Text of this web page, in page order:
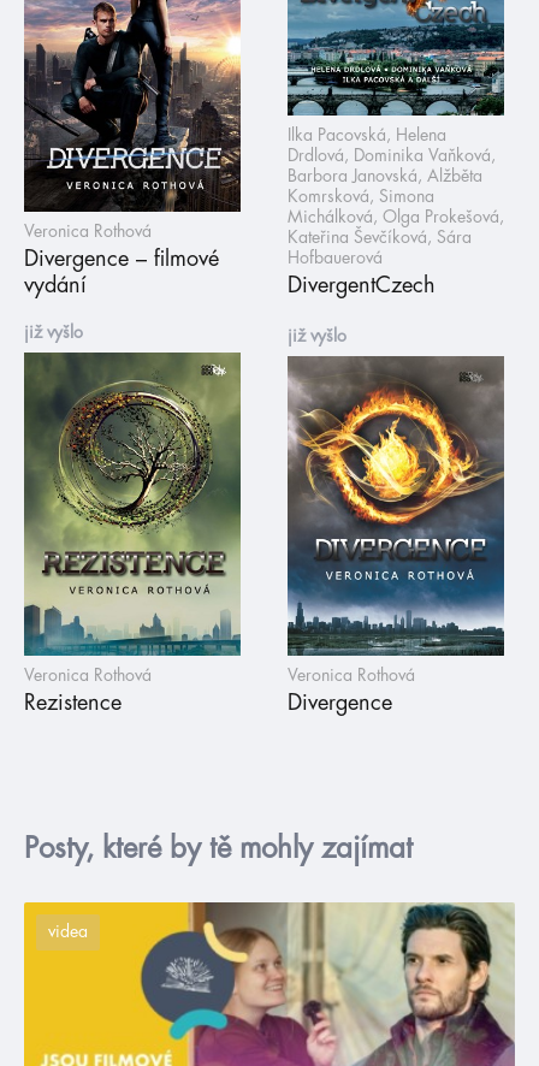
Veronica Rothová
Divergence – filmové
vydání
Ilka Pacovská, Helena
Drdlová, Dominika Vaňková,
Barbora Janovská, Alžběta
Komrsková, Simona
Michálková, Olga Prokešová,
Kateřina Ševčíková, Sára
Hofbauerová
DivergentCzech
již vyšlo
Veronica Rothová
Rezistence
již vyšlo
Veronica Rothová
Divergence
Posty, které by tě mohly zajímat
videa